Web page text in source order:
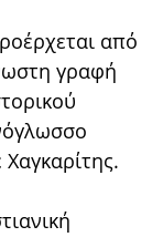
από
γραφή